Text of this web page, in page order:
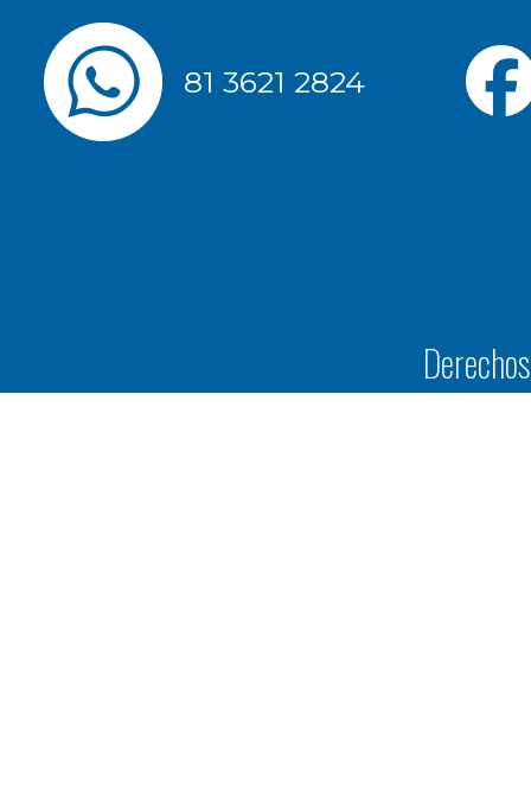
81 3621 2824